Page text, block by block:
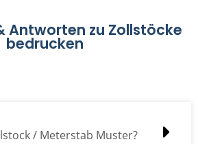
Antworten zu Zollstöcke
bedrucken
/ Meterstab Muster?